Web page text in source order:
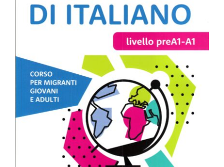
A lezione di italiano PreA1-A1